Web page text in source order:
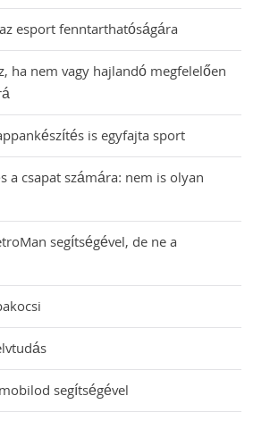
esport fenntarthatóságára
ha nem vagy hajlandó megfelelően
is egyfajta sport
a csapat számára: nem is olyan
segítségével, de ne a
segítségével